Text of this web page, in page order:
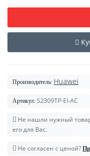
Производитель: Huawei
Артикул: S2309TP-EI-AC
Не нашли нужный
его для Вас.
Не согласен с ценой?